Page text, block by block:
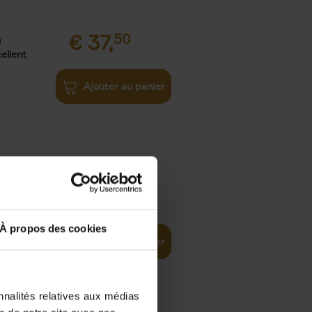
À propos des cookies
relatives aux médias
€ 37,50
Ajouter au panier
world 29,99
Ajouter au panier